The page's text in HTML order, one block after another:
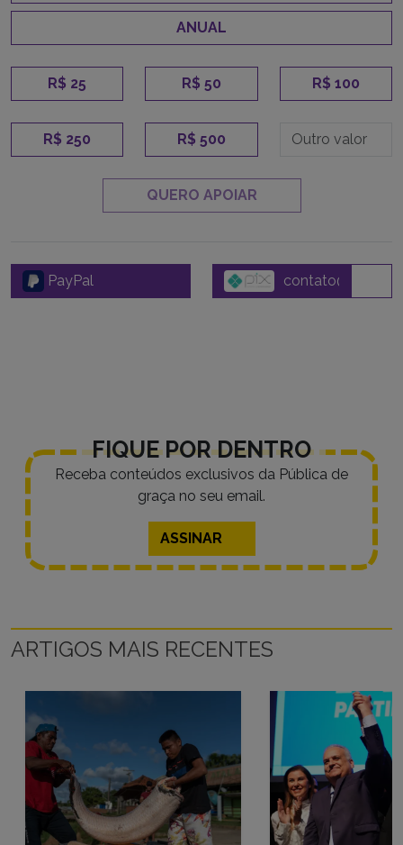
ANUAL
R$ 25 R$ 50 R$ 100
R$ 250 R$ 500
QUERO APOIAR
PayPal
FIQUE POR DENTRO
Receba conteúdos exclusivos da Pública de
graça no seu email.
ASSINAR
ARTIGOS MAIS RECENTES